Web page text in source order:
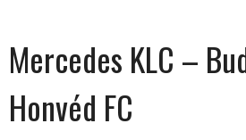
Mercedes KLC –
Honvéd FC